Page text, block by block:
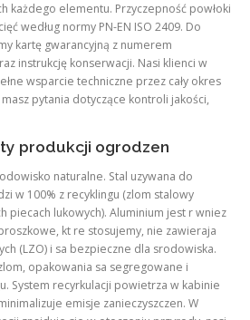
każdego elementu. Przyczepność powłoki
według normy PN-EN ISO 2409. Do
kartę gwarancyjną z numerem
instrukcję konserwacji. Nasi klienci w
wsparcie techniczne przez cały okres
pytania dotyczące kontroli jakości,
produkcji ogrodzen
naturalne. Stal uzywana do
w 100% z recyklingu (zlom stalowy
piecach lukowych). Aluminium jest r wniez
kt re stosujemy, nie zawieraja
(LZO) i sa bezpieczne dla srodowiska.
opakowania sa segregowane i
System recyrkulacji powietrza w kabinie
emisje zanieczyszczen. W